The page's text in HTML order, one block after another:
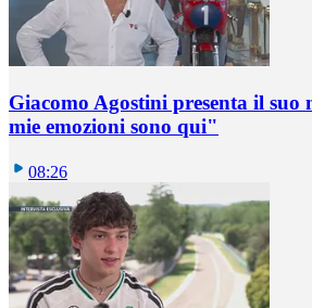
Giacomo Agostini presenta il suo
mie emozioni sono qui"
08:26